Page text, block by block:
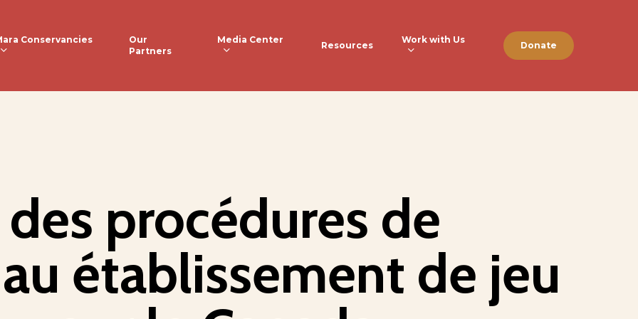
Conservancies
Our
Partners
Media Center
Resources
Work with Us
Donate
procédures de
établissement de jeu